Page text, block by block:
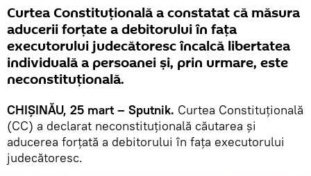
Curtea Constituțională a constatat că măsura
aducerii forțate a debitorului în fața
executorului judecătoresc încalcă libertatea
individuală a persoanei și, prin urmare, este
neconstituțională.
CHIȘINĂU, 25 mart – Sputnik. Curtea Constituțională
(CC) a declarat neconstituțională căutarea și
aducerea forțată a debitorului în fața executorului
judecătoresc.